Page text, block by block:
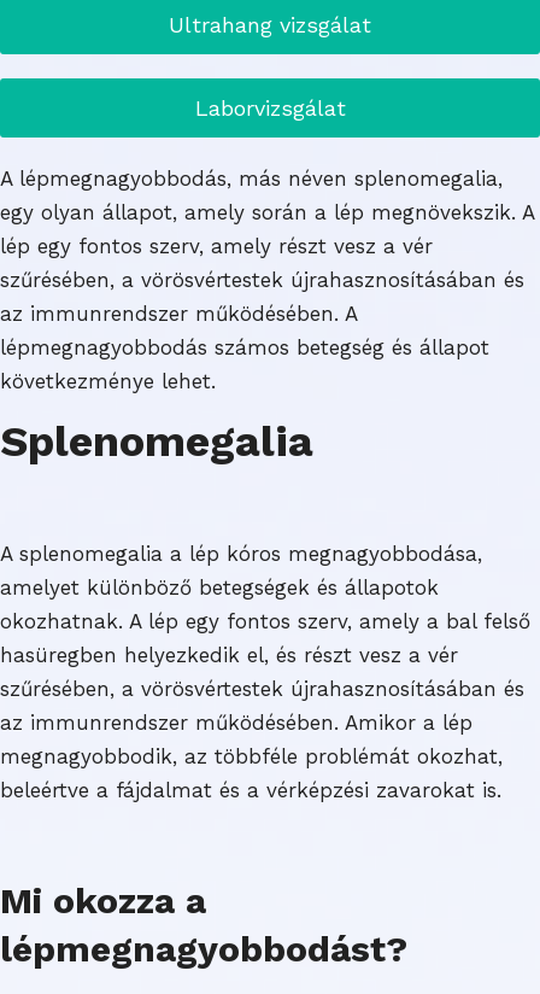
Ultrahang vizsgálat
Laborvizsgálat
A lépmegnagyobbodás, más néven splenomegalia,
egy olyan állapot, amely során a lép megnövekszik. A
lép egy fontos szerv, amely részt vesz a vér
szűrésében, a vörösvértestek újrahasznosításában és
az immunrendszer működésében. A
lépmegnagyobbodás számos betegség és állapot
következménye lehet.
Splenomegalia
A splenomegalia a lép kóros megnagyobbodása,
amelyet különböző betegségek és állapotok
okozhatnak. A lép egy fontos szerv, amely a bal felső
hasüregben helyezkedik el, és részt vesz a vér
szűrésében, a vörösvértestek újrahasznosításában és
az immunrendszer működésében. Amikor a lép
megnagyobbodik, az többféle problémát okozhat,
beleértve a fájdalmat és a vérképzési zavarokat is.
Mi okozza a
lépmegnagyobbodást?